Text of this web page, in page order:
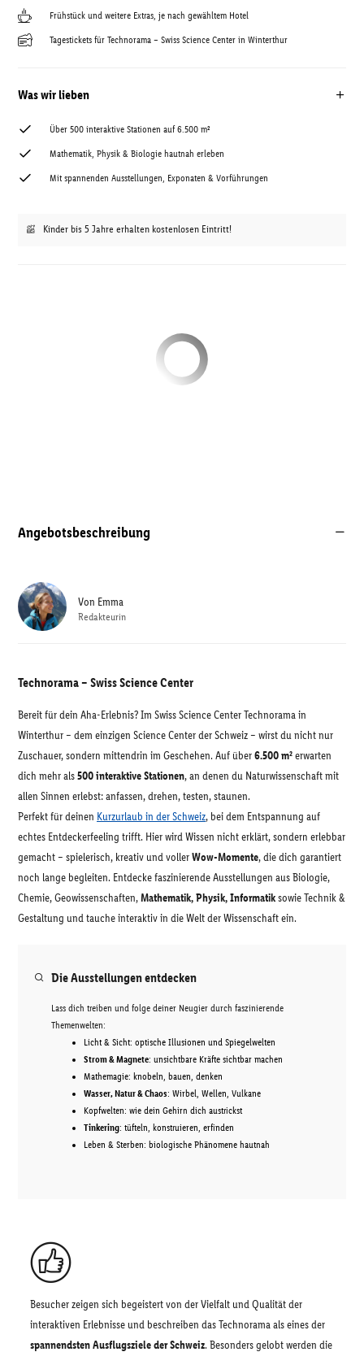
Frühstück und weitere Extras, je nach gewähltem Hotel
Tagestickets für Technorama – Swiss Science Center in Winterthur
Was wir lieben
Über 500 interaktive Stationen auf 6.500 m²
Mathematik, Physik & Biologie hautnah erleben
Mit spannenden Ausstellungen, Exponaten & Vorführungen
Kinder bis 5 Jahre erhalten kostenlosen Eintritt!
Angebotsbeschreibung
Technorama – Swiss Science Center
Bereit für dein Aha-Erlebnis? Im Swiss Science Center Technorama in
Winterthur – dem einzigen Science Center der Schweiz – wirst du nicht nur
Zuschauer, sondern mittendrin im Geschehen. Auf über6.500 m²erwarten
dich mehr als500 interaktive Stationen, an denen du Naturwissenschaft mit
allen Sinnen erlebst: anfassen, drehen, testen, staunen.
Perfekt für deinen Kurzurlaub in der Schweiz, bei dem Entspannung auf
echtes Entdeckerfeeling trifft. Hier wird Wissen nicht erklärt, sondern erlebbar
gemacht – spielerisch, kreativ und vollerWow-Momente, die dich garantiert
noch lange begleiten. Entdecke faszinierende Ausstellungen aus Biologie,
Chemie, Geowissenschaften,Mathematik, Physik, Informatiksowie Technik &
Gestaltung und tauche interaktiv in die Welt der Wissenschaft ein.
Die Ausstellungen entdecken
Lass dich treiben und folge deiner Neugier durch faszinierende
Themenwelten:
Licht & Sicht: optische Illusionen und Spiegelwelten
Strom & Magnete: unsichtbare Kräfte sichtbar machen
Mathemagie: knobeln, bauen, denken
Wasser, Natur & Chaos: Wirbel, Wellen, Vulkane
Kopfwelten: wie dein Gehirn dich austrickst
Tinkering: tüfteln, konstruieren, erfinden
Leben & Sterben: biologische Phänomene hautnah
Besucher zeigen sich begeistert von der Vielfalt und Qualität der
interaktiven Erlebnisse und beschreiben das Technorama als eines der
spannendsten Ausflugsziele der Schweiz. Besonders gelobt werden die
Von Emma
Redakteurin